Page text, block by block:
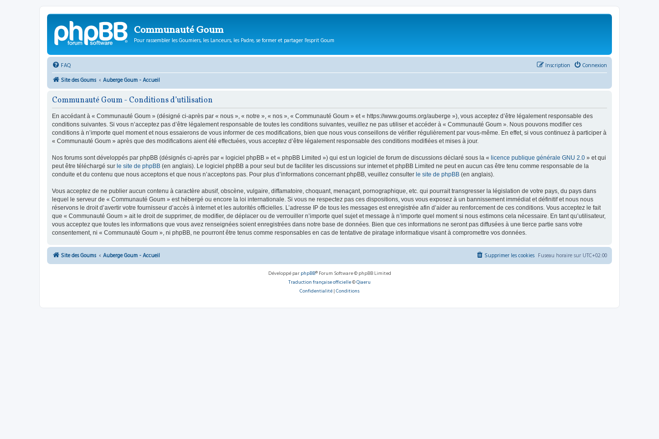
Communauté Goum
Pour rassembler les Goumiers, les Lanceurs, les Padre, se former et partager l'esprit Goum
FAQ Connexion
Inscription
Site des Goums
Auberge Goum - Accueil
Communauté Goum - Conditions d’utilisation
En accédant à « Communauté Goum » (désigné ci-après par « nous », « notre », « nos », « Communauté Goum » et « https://www.goums.org/auberge »), vous acceptez d’être légalement responsable des
conditions suivantes. Si vous n’acceptez pas d’être légalement responsable de toutes les conditions suivantes, veuillez ne pas utiliser et accéder à « Communauté Goum ». Nous pouvons modifier ces
conditions à n’importe quel moment et nous essaierons de vous informer de ces modifications, bien que nous vous conseillons de vérifier régulièrement par vous-même. En effet, si vous continuez à participer à
« Communauté Goum » après que des modifications aient été effectuées, vous acceptez d’être légalement responsable des conditions modifiées et mises à jour.
Nos forums sont développés par phpBB (désignés ci-après par « logiciel phpBB » et « phpBB Limited ») qui est un logiciel de forum de discussions déclaré sous la « licence publique générale GNU 2.0 » et qui
peut être téléchargé sur le site de phpBB (en anglais). Le logiciel phpBB a pour seul but de faciliter les discussions sur internet et phpBB Limited ne peut en aucun cas être tenu comme responsable de la
conduite et du contenu que nous acceptons et que nous n’acceptons pas. Pour plus d’informations concernant phpBB, veuillez consulter le site de phpBB (en anglais).
Vous acceptez de ne publier aucun contenu à caractère abusif, obscène, vulgaire, diffamatoire, choquant, menaçant, pornographique, etc. qui pourrait transgresser la législation de votre pays, du pays dans
lequel le serveur de « Communauté Goum » est hébergé ou encore la loi internationale. Si vous ne respectez pas ces dispositions, vous vous exposez à un bannissement immédiat et définitif et nous nous
réservons le droit d’avertir votre fournisseur d’accès à internet et les autorités officielles. L’adresse IP de tous les messages est enregistrée afin d’aider au renforcement de ces conditions. Vous acceptez le fait
que « Communauté Goum » ait le droit de supprimer, de modifier, de déplacer ou de verrouiller n’importe quel sujet et message à n’importe quel moment si nous estimons cela nécessaire. En tant qu’utilisateur,
vous acceptez que toutes les informations que vous avez renseignées soient enregistrées dans notre base de données. Bien que ces informations ne seront pas diffusées à une tierce partie sans votre
consentement, ni « Communauté Goum », ni phpBB, ne pourront être tenus comme responsables en cas de tentative de piratage informatique visant à compromettre vos données.
Site des Goums Auberge Goum - Accueil Fuseau horaire sur UTC+02:00
Supprimer les cookies
Développé par phpBB® Forum Software © phpBB Limited
Traduction française officielle©Qiaeru
Confidentialité | Conditions